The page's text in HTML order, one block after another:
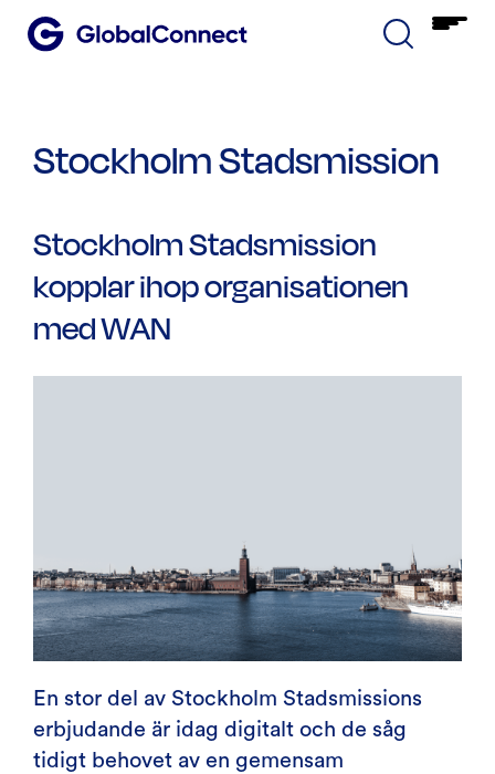
Stockholm Stadsmission
Stockholm Stadsmission
kopplar ihop organisationen
med WAN
En stor del av Stockholm Stadsmissions
erbjudande är idag digitalt och de såg
tidigt behovet av en gemensam